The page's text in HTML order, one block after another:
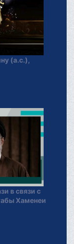
(а.с.),
в связи с
Хаменеи